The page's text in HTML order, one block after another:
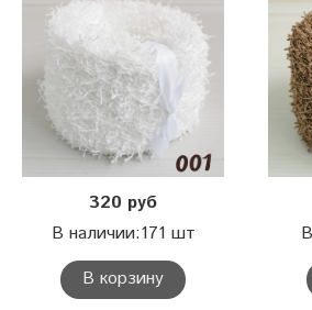
320 руб
В наличии:171 шт
В корзину